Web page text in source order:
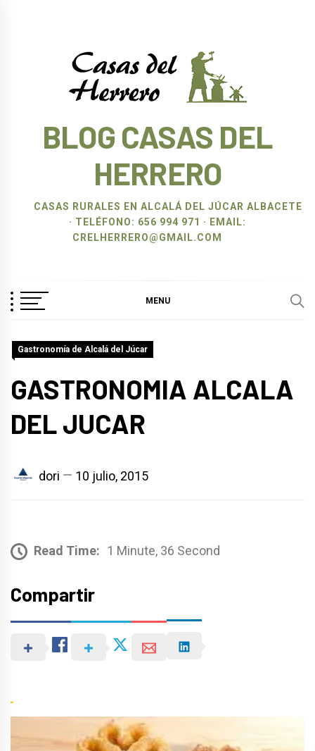
BLOG CASAS DEL
HERRERO
CASAS RURALES EN ALCALÁ DEL JÚCAR ALBACETE
· TELÉFONO: 656 994 971 · EMAIL:
CRELHERRERO@GMAIL.COM
MENU
Gastronomía de Alcalá del Júcar
GASTRONOMIA ALCALA
DEL JUCAR
dori 10 julio, 2015
Read Time: 1 Minute, 36 Second
Compartir